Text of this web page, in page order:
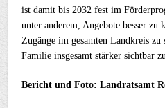
ist damit bis 2032 fest im
unter anderem, Angebote besser
Zugänge im gesamten Landkreis zu
Familie insgesamt stärker sichtbar
Bericht und Foto: Landratsamt